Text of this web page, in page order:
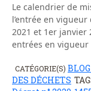
Le calendrier de
l’entrée en
2021 et 1er janvier
entrées en vigueur
CATÉGORIE(S)
DES DÉCHETS